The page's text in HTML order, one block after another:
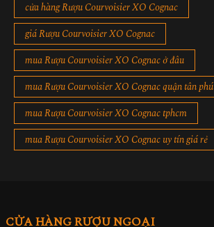
cửa hàng Rượu Courvoisier XO Cognac
giá Rượu Courvoisier XO Cognac
mua Rượu Courvoisier XO Cognac ở đâu
mua Rượu Courvoisier XO Cognac quận tân phú
mua Rượu Courvoisier XO Cognac tphcm
mua Rượu Courvoisier XO Cognac uy tín giá rẻ
CỬA HÀNG RƯỢU NGOẠI